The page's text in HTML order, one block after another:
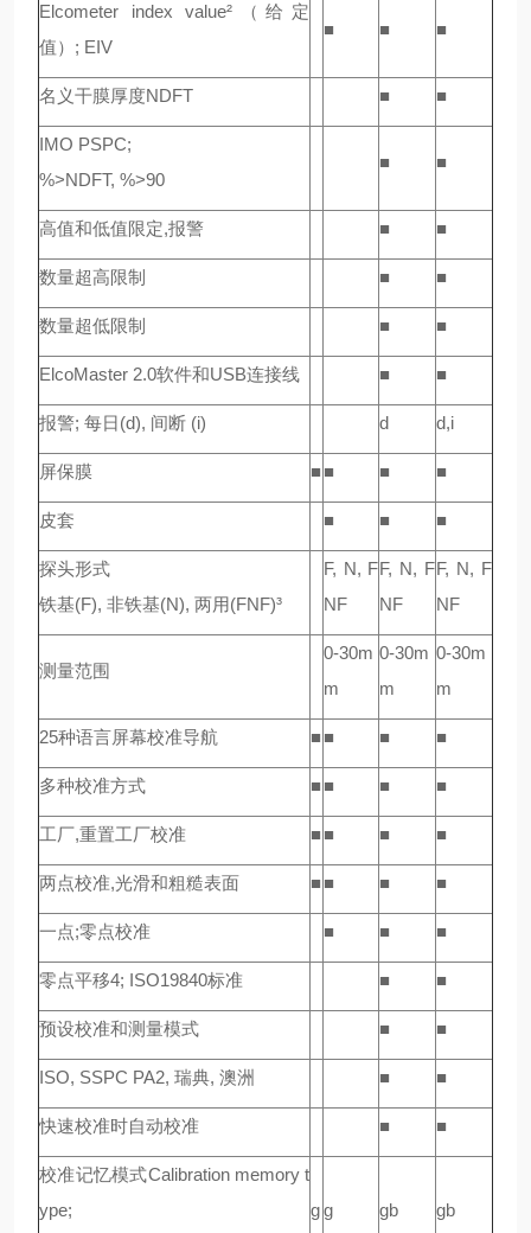
Elcometer index value²（给定
值）; EIV
■ ■ ■
名义干膜厚度NDFT ■ ■
IMO PSPC;
%>NDFT, %>90
■ ■
高值和低值限定,报警 ■ ■
数量超高限制 ■ ■
数量超低限制 ■ ■
ElcoMaster 2.0软件和USB连接线 ■ ■
报警; 每日(d), 间断 (i) d d,i
屏保膜 ■■ ■ ■
皮套 ■ ■ ■
探头形式
铁基(F), 非铁基(N), 两用(FNF)³
F, N, F
NF
F, N, F
NF
F, N, F
NF
测量范围
0-30m
m
0-30m
m
0-30m
m
25种语言屏幕校准导航 ■■ ■ ■
多种校准方式 ■■ ■ ■
工厂,重置工厂校准 ■■ ■ ■
两点校准,光滑和粗糙表面 ■■ ■ ■
一点;零点校准 ■ ■ ■
零点平移4; ISO19840标准 ■ ■
预设校准和测量模式 ■ ■
ISO, SSPC PA2, 瑞典, 澳洲 ■ ■
快速校准时自动校准 ■ ■
校准记忆模式Calibration memory t
ype;
gg gb gb